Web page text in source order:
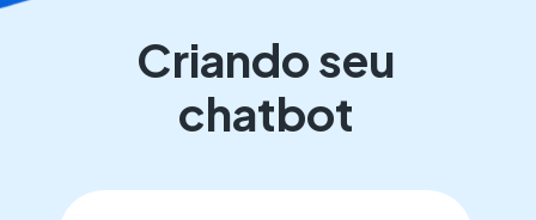
Criando seu
chatbot